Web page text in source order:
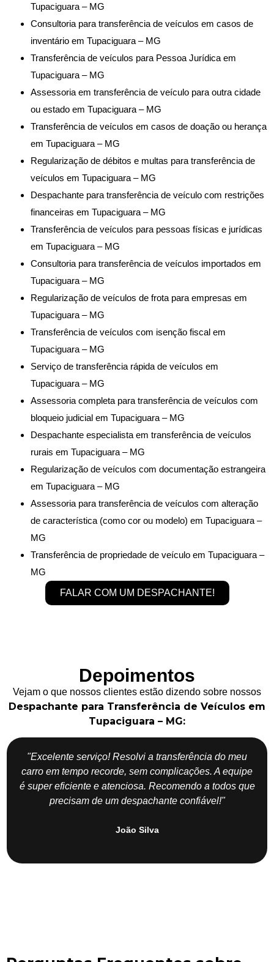
Tupaciguara – MG
Consultoria para transferência de veículos em casos de
inventário em Tupaciguara – MG
Transferência de veículos para Pessoa Jurídica em
Tupaciguara – MG
Assessoria em transferência de veículo para outra cidade
ou estado em Tupaciguara – MG
Transferência de veículos em casos de doação ou herança
em Tupaciguara – MG
Regularização de débitos e multas para transferência de
veículos em Tupaciguara – MG
Despachante para transferência de veículo com restrições
financeiras em Tupaciguara – MG
Transferência de veículos para pessoas físicas e jurídicas
em Tupaciguara – MG
Consultoria para transferência de veículos importados em
Tupaciguara – MG
Regularização de veículos de frota para empresas em
Tupaciguara – MG
Transferência de veículos com isenção fiscal em
Tupaciguara – MG
Serviço de transferência rápida de veículos em
Tupaciguara – MG
Assessoria completa para transferência de veículos com
bloqueio judicial em Tupaciguara – MG
Despachante especialista em transferência de veículos
rurais em Tupaciguara – MG
Regularização de veículos com documentação estrangeira
em Tupaciguara – MG
Assessoria para transferência de veículos com alteração
de característica (como cor ou modelo) em Tupaciguara –
MG
Transferência de propriedade de veículo em Tupaciguara –
MG
FALAR COM UM DESPACHANTE!
Depoimentos
Vejam o que nossos clientes estão dizendo sobre nossos
Despachante para Transferência de Veículos em
Tupaciguara – MG:
"Excelente serviço! Resolvi a transferência do meu
carro em tempo recorde, sem complicações. A equipe
é super eficiente e atenciosa. Recomendo a todos que
precisam de um despachante confiável!"
João Silva